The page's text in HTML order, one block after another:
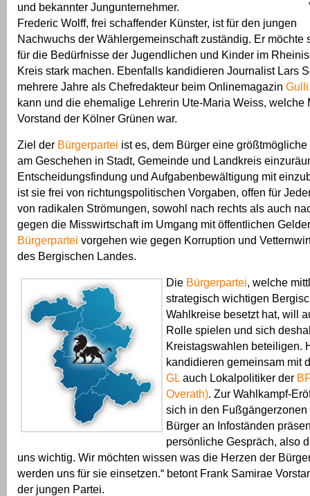
und bekannter Jungunternehmer.
Frederic Wolff, frei schaffender Künster, ist für den jungen
Nachwuchs der Wählergemeinschaft zuständig. Er möchte
für die Bedürfnisse der Jugendlichen und Kinder im
Kreis stark machen. Ebenfalls kandidieren Journalist Lars
mehrere Jahre als Chefredakteur beim Onlinemagazin
kann und die ehemalige Lehrerin Ute-Maria Weiss, welche
Vorstand der Kölner Grünen war.
Ziel der Bürgerpartei ist es, dem Bürger eine
am Geschehen in Stadt, Gemeinde und Landkreis
Entscheidungsfindung und Aufgabenbewältigung mit
ist sie frei von richtungspolitischen Vorgaben, offen für
von radikalen Strömungen, sowohl nach rechts als auch
gegen die Misswirtschaft im Umgang mit öffentlichen
Bürgerpartei vorgehen wie gegen Korruption und
des Bergischen Landes.
Die Bürgerpartei, welche
strategisch wichtigen
Wahlkreise besetzt hat, will
Rolle spielen und sich
Kreistagswahlen beteiligen.
kandidieren gemeinsam mit
GL auch Lokalpolitiker der
Overath). Zur Wahlkampf-
sich in den
Bürger an Infoständen
persönliche Gespräch, also
uns wichtig. Wir möchten wissen was die Herzen der
werden uns für sie einsetzen.“ betont Frank Samirae
der jungen Partei.